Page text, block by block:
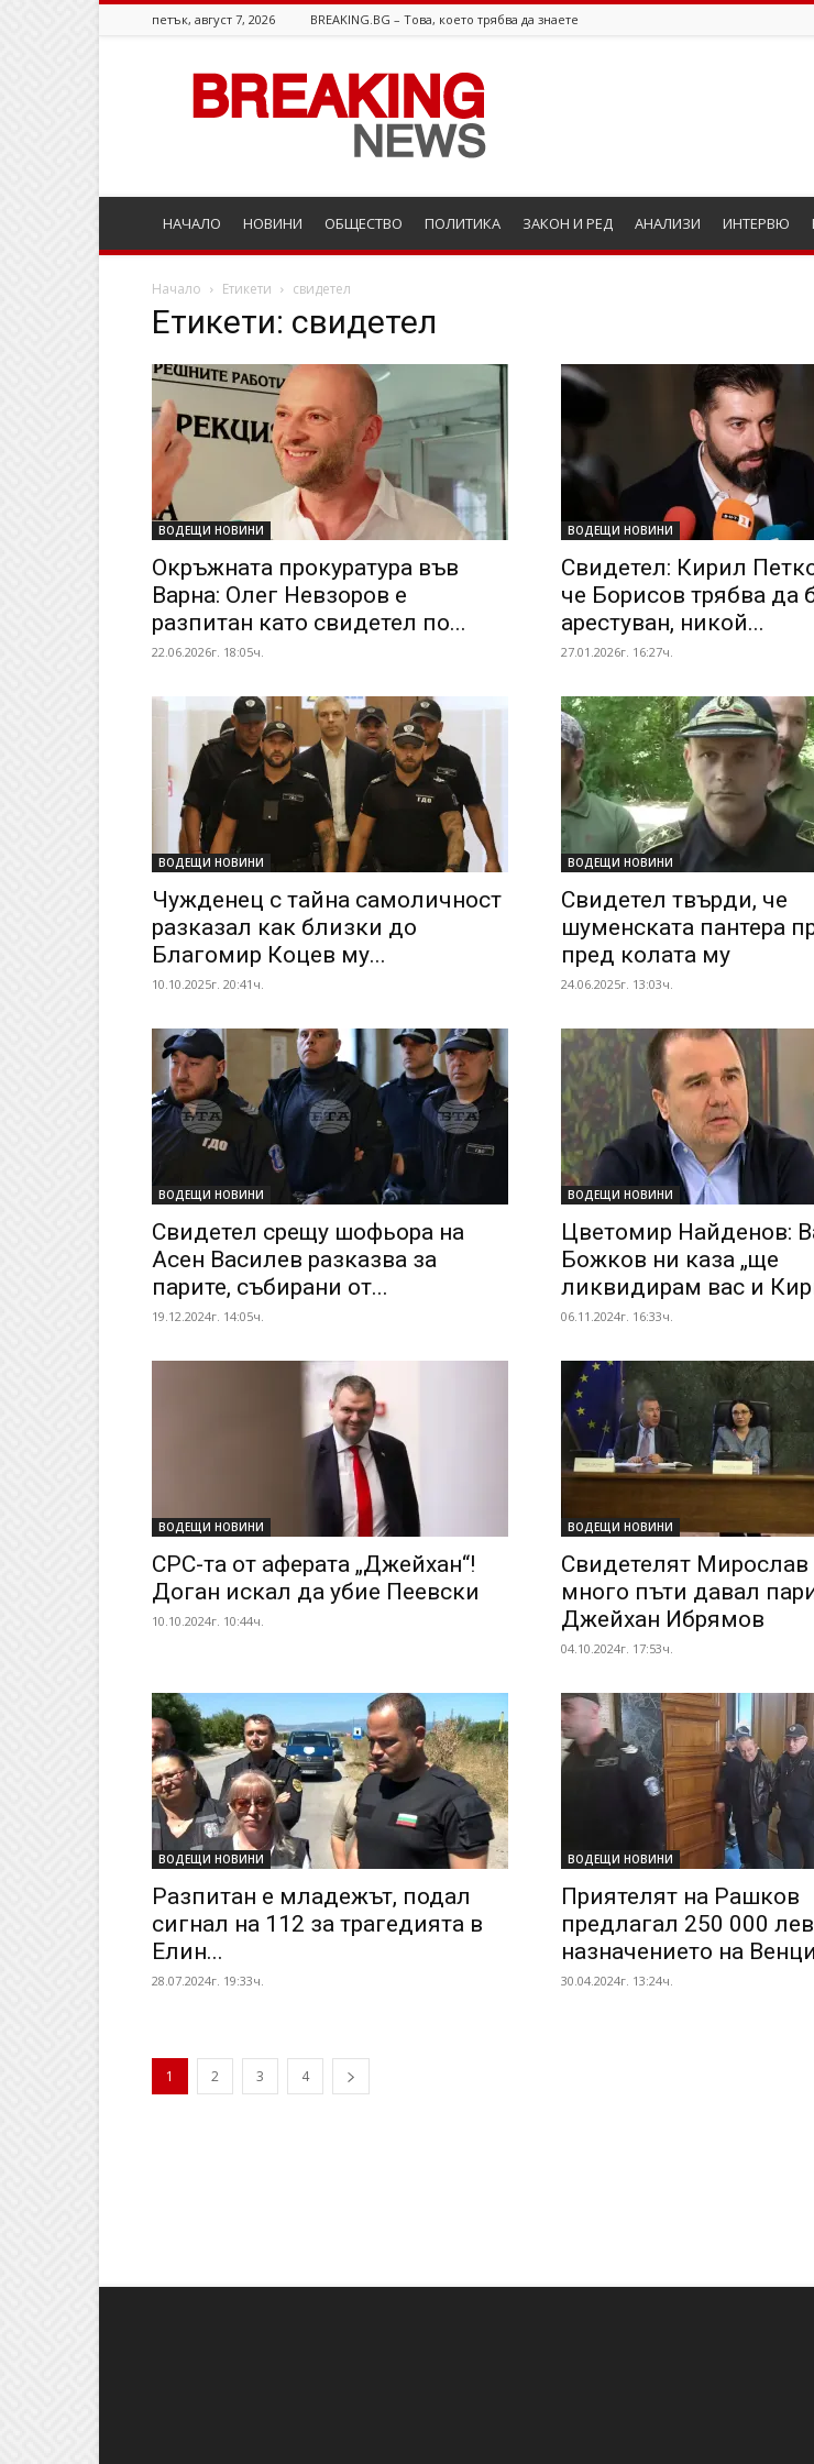
петък, август 7, 2026 BREAKING.BG – Това, което трябва да знаете
Breaking.bg
НАЧАЛО НОВИНИ ОБЩЕСТВО ПОЛИТИКА ЗАКОН И РЕД АНАЛИЗИ ИНТЕРВЮ
Начало Етикети свидетел
Етикети: свидетел
ВОДЕЩИ НОВИНИ
Окръжната прокуратура във
Варна: Олег Невзоров е
разпитан като свидетел по...
22.06.2026г. 18:05ч.
ВОДЕЩИ НОВИНИ
Свидетел: Кирил
че Борисов трябва да
арестуван, никой...
27.01.2026г. 16:27ч.
ВОДЕЩИ НОВИНИ
Чужденец с тайна самоличност
разказал как близки до
Благомир Коцев му...
10.10.2025г. 20:41ч.
ВОДЕЩИ НОВИНИ
Свидетел твърди, че
шуменската пантера
пред колата му
24.06.2025г. 13:03ч.
ВОДЕЩИ НОВИНИ
Свидетел срещу шофьора на
Асен Василев разказва за
парите, събирани от...
19.12.2024г. 14:05ч.
ВОДЕЩИ НОВИНИ
Цветомир Найденов:
Божков ни каза „ще
ликвидирам вас и
06.11.2024г. 16:33ч.
ВОДЕЩИ НОВИНИ
СРС-та от аферата „Джейхан“!
Доган искал да убие Пеевски
10.10.2024г. 10:44ч.
ВОДЕЩИ НОВИНИ
Свидетелят Мирослав
много пъти давал
Джейхан Ибрямов
04.10.2024г. 17:53ч.
ВОДЕЩИ НОВИНИ
Разпитан е младежът, подал
сигнал на 112 за трагедията в
Елин...
28.07.2024г. 19:33ч.
ВОДЕЩИ НОВИНИ
Приятелят на Рашков
предлагал 250 000
назначението на
30.04.2024г. 13:24ч.
1 2 3 4